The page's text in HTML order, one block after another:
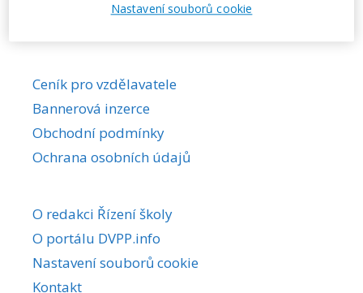
Ceník pro vzdělavatele
Bannerová inzerce
Obchodní podmínky
Ochrana osobních údajů
O redakci Řízení školy
O portálu DVPP.info
Nastavení souborů cookie
Kontakt
Nastavení souborů cookie